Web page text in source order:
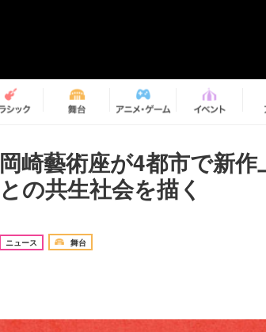
岡崎藝術座が4都市で新
との共生社会を描く
ニュース 舞台